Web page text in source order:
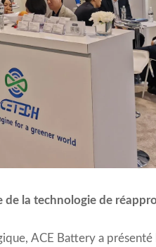
la technologie de
ACE Battery a